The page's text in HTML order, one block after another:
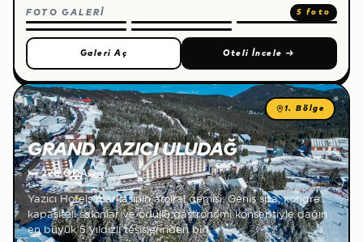
FOTO GALERİ 5 foto
Galeri Aç Oteli İncele →
1. Bölge
GRAND YAZICI ULUDAĞ
🛏226 ODA🌐
Yazıcı Hotels markasının amiral gemisi. Geniş spa, kongre
kapasiteli salonlar ve ödüllü gastronomi konseptiyle dağın
en büyük 5 yıldızlı tesislerinden biri.